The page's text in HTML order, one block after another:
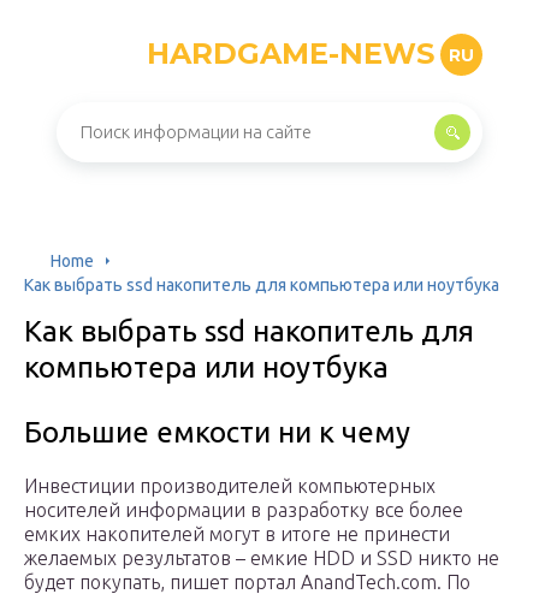
HARDGAME-NEWS RU
Home
Как выбрать ssd накопитель для компьютера или ноутбука
Как выбрать ssd накопитель для
компьютера или ноутбука
Большие емкости ни к чему
Инвестиции производителей компьютерных
носителей информации в разработку все более
емких накопителей могут в итоге не принести
желаемых результатов – емкие HDD и SSD никто не
будет покупать, пишет портал AnandTech.com. По